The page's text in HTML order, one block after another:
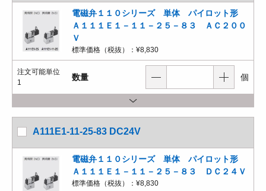
電磁弁１１０シリーズ 単体 パイロット形
Ａ１１１Ｅ１－１１－２５－８３ ＡＣ２００
Ｖ
標準価格（税抜）： ¥8,830
注文可能単位
1
数量 個
A111E1-11-25-83 DC24V
電磁弁１１０シリーズ 単体 パイロット形
Ａ１１１Ｅ１－１１－２５－８３ ＤＣ２４Ｖ
標準価格（税抜）： ¥8,830